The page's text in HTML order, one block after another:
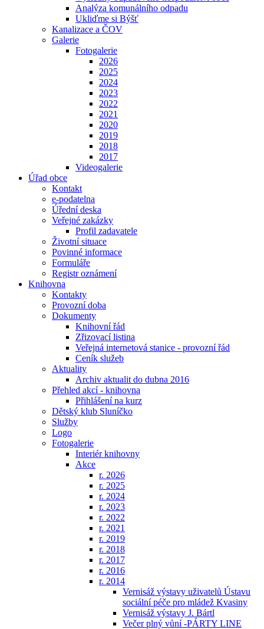
Analýza komunálního odpadu
Ukliďme si Býšť
Kanalizace a ČOV
Galerie
Fotogalerie
2026
2025
2024
2023
2022
2021
2020
2019
2018
2017
Videogalerie
Úřad obce
Kontakt
e-podatelna
Úřední deska
Veřejné zakázky
Profil zadavatele
Životní situace
Povinné informace
Formuláře
Registr oznámení
Knihovna
Kontakty
Provozní doba
Dokumenty
Knihovní řád
Zřizovací listina
Veřejná internetová stanice - provozní řád
Ceník služeb
Aktuality
Archiv aktualit do dubna 2016
Přehled akcí - knihovna
Přihlášení na kurz
Dětský klub Sluníčko
Služby
Logo
Fotogalerie
Interiér knihovny
Akce
r. 2026
r. 2025
r. 2024
r. 2023
r. 2022
r. 2021
r. 2019
r. 2018
r. 2017
r. 2016
r. 2014
Vernisáž výstavy uživatelů Ústavu
sociální péče pro mládež Kvasiny
Vernisáž výstavy J. Bártl
Večer plný vůní -PÁRTY LINE